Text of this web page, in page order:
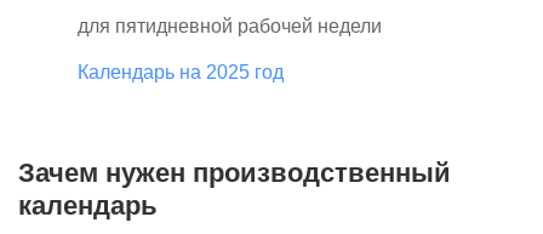
для пятидневной рабочей недели
Календарь на 2025 год
Зачем нужен производственный
календарь